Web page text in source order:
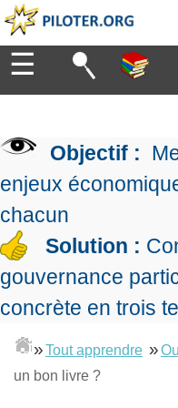
Diriger
de
l'entreprise
Démocratique
Conception
la
stratégie
de
Organiser
la
L'Excellence
Opérationnelle
Lean
expliqué
La
Manager
Manager
projets
Les
du
chef
Progresser
▶
Mesurer
la
performance
Tableau
Entreprendre
▶
De
Salarié→Entrepreneur
Se
former
☰
Objectif :
enjeux
chacun
Solution :
gouvernance
concrète en trois
»Tout apprendre »
un bon livre ?